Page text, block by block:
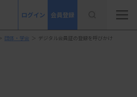
ログイン 会員登録
＞ 団体・学会 ＞ デジタル会員証の登録を呼びかけ